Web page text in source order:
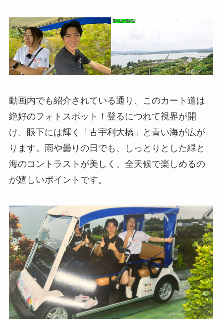
動画内でも紹介されている通り、このカート道は
絶好のフォトスポット！登るにつれて視界が開
け、眼下には輝く「古宇利大橋」と青い海が広が
ります。雨や曇りの日でも、しっとりとした緑と
海のコントラストが美しく、全天候で楽しめるの
が嬉しいポイントです。